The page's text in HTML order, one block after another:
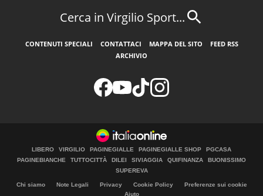
Cerca in Virgilio Sport...
CONTENUTI SPECIALI CONTATTACI MAPPA DEL SITO
FEED RSS
ARCHIVIO
LIBERO VIRGILIO PAGINEGIALLE PAGINEGIALLE SHOP
PGCASA
PAGINEBIANCHE
TUTTOCITTÀ DILEI SIVIAGGIA QUIFINANZA
BUONISSIMO
SUPEREVA
Chi siamo Note Legali Privacy Cookie Policy
Preferenze sui cookie
Aiuto